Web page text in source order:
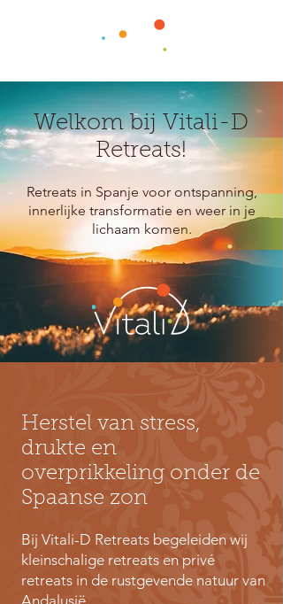
Herstel van stress,
drukte en
overprikkeling onder de
Spaanse zon
Bij Vitali-D Retreats begeleiden wij
kleinschalige retreats en privé
retreats in de rustgevende natuur van
Andalusië.
Welkom bij Vitali-D
Retreats!
​Retreats in Spanje voor ontspanning,
innerlijke transformatie en weer in je
lichaam komen.